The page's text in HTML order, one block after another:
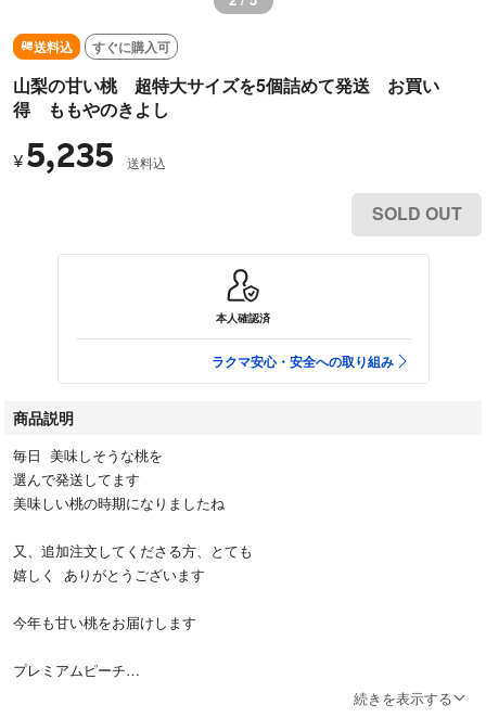
送料込 すぐに購入可
山梨の甘い桃 超特大サイズを5個詰めて発送 お買い
得 ももやのきよし
¥ 5,235 送料込
SOLD OUT
本人確認済
ラクマ安心・安全への取り組み
商品説明
毎日 美味しそうな桃を
選んで発送してます
美味しい桃の時期になりましたね
又、追加注文してくださる方、とても
嬉しく ありがとうございます
今年も甘い桃をお届けします
プレミアムピーチ
続きを表示する